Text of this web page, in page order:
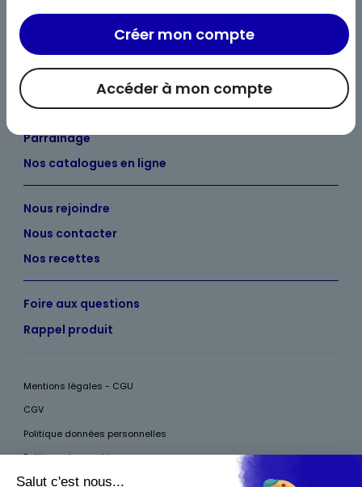
Bienvenue chez Maximo
Nos engagements
Maximo et vous
Maxicado
Parrainage
Nos catalogues en ligne
Nous rejoindre
Nous contacter
Nos recettes
Foire aux questions
Rappel produit
Mentions légales - CGU
CGV
Politique données personnelles
Politique des cookies
Accessibilité
Accéder à mon compte
Créer mon compte